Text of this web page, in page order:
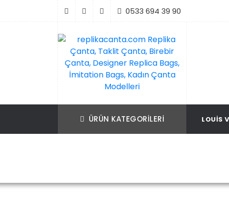
0533 694 39 90
Bags, Kadın Çanta Modelleri
ÜRÜN KATEGORILERI LOUIS